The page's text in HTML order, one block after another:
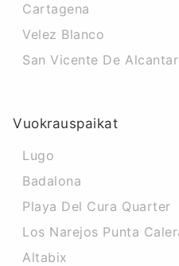
Cartagena
Velez Blanco
San Vicente De
Vuokrauspaikat
Lugo
Badalona
Playa Del Cura Quarter
Los Narejos Punta
Altabix